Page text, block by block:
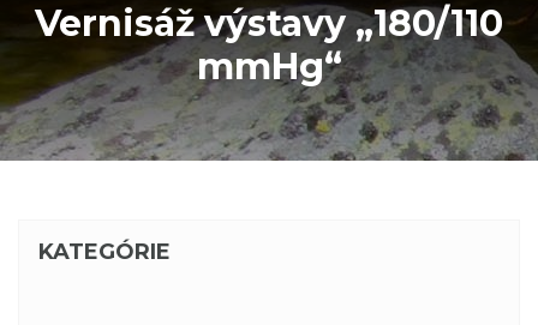
Vernisáž výstavy „180/110
mmHg“
KATEGÓRIE